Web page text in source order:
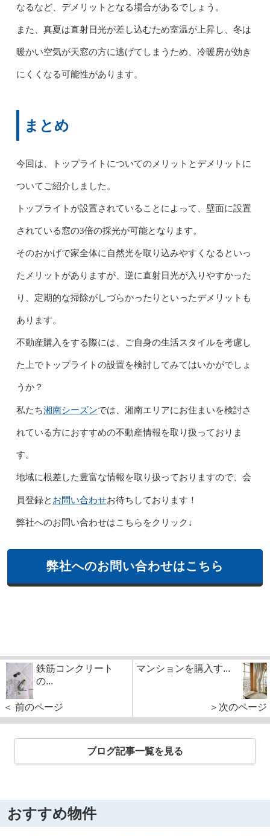
なるなど、デメリットとなる場合があるでしょう。
また、真夏は直射日光が差し込むため室温が上昇し、冬は
暖かい空気が天窓の方に逃げてしまうため、冷暖房が効き
にくくなる可能性があります。
まとめ
今回は、トップライトについてのメリットとデメリットに
ついてご紹介しました。
トップライトが設置されていることによって、壁面に設置
されている窓の3倍の採光が可能となります。
そのおかげで家全体に自然光を取り込みやすくなるといっ
たメリットがありますが、逆に直射日光が入りやすかった
り、定期的な掃除がしづらかったりといったデメリットも
あります。
不動産購入をする際には、ご自身の生活スタイルを考慮し
た上でトップライトの設置を検討してみてはいかがでしょ
うか？
私たち湘南シーズンでは、湘南エリアにお住まいを検討さ
れている方におすすめの不動産情報を取り扱っておりま
す。
地域に根差した豊富な情報を取り扱っておりますので、会
員登録と お問い合わせお待ちしております！
弊社へのお問い合わせはこちらをクリック↓
弊社へのお問い合わせはこちら
鉄筋コンクリート
の...
＜ 前のページ
マンションを購入す...
＞次のページ
ブログ記事一覧を見る
おすすめ物件